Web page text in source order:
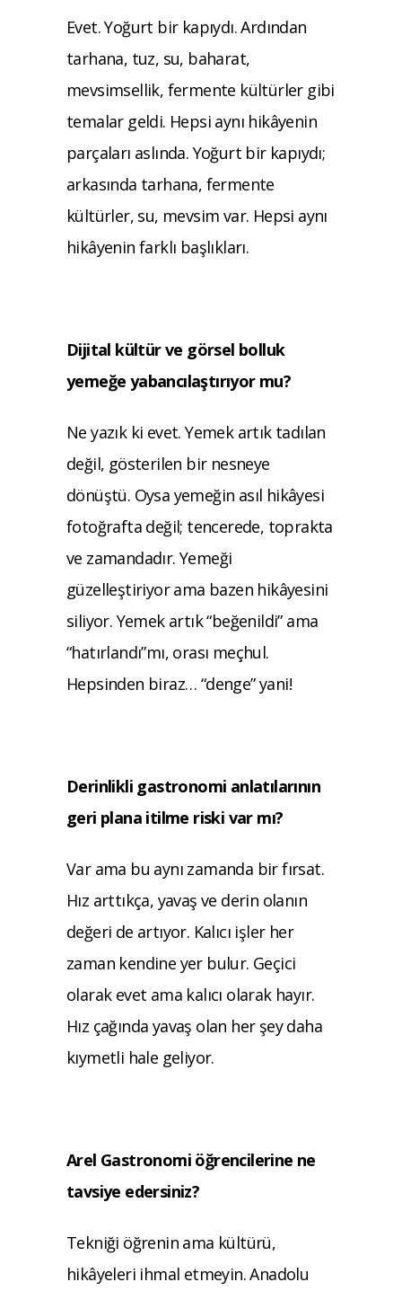
Evet. Yoğurt bir kapıydı. Ardından
tarhana, tuz, su, baharat,
mevsimsellik, fermente kültürler gibi
temalar geldi. Hepsi aynı hikâyenin
parçaları aslında. Yoğurt bir kapıydı;
arkasında tarhana, fermente
kültürler, su, mevsim var. Hepsi aynı
hikâyenin farklı başlıkları.
Dijital kültür ve görsel bolluk
yemeğe yabancılaştırıyor mu?
Ne yazık ki evet. Yemek artık tadılan
değil, gösterilen bir nesneye
dönüştü. Oysa yemeğin asıl hikâyesi
fotoğrafta değil; tencerede, toprakta
ve zamandadır. Yemeği
güzelleştiriyor ama bazen hikâyesini
siliyor. Yemek artık “beğenildi” ama
“hatırlandı”mı, orası meçhul.
Hepsinden biraz… “denge” yani!
Derinlikli gastronomi anlatılarının
geri plana itilme riski var mı?
Var ama bu aynı zamanda bir fırsat.
Hız arttıkça, yavaş ve derin olanın
değeri de artıyor. Kalıcı işler her
zaman kendine yer bulur. Geçici
olarak evet ama kalıcı olarak hayır.
Hız çağında yavaş olan her şey daha
kıymetli hale geliyor.
Arel Gastronomi öğrencilerine ne
tavsiye edersiniz?
Tekniği öğrenin ama kültürü,
hikâyeleri ihmal etmeyin. Anadolu